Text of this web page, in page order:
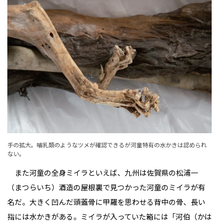
手の拡大。哺乳類のようなツメが確認できるが河童特有の水かきは認められ
ない。
また河童の全身ミイラといえば、九州は佐賀県の松浦一
（まつらいち）酒造の屋根裏で見つかった河童のミイラが有
名だ。大きく凹んだ頭蓋骨に甲羅を思わせる背中の骨、長い
指には水かきがある。ミイラが入っていた箱には「河伯（かは